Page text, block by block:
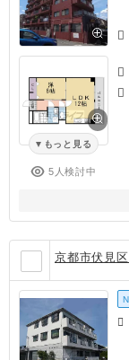
もっと見る
5人検討中
京都市伏見